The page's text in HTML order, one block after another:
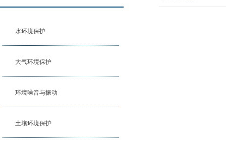
水环境保护
大气环境保护
环境噪音与振动
土壤环境保护